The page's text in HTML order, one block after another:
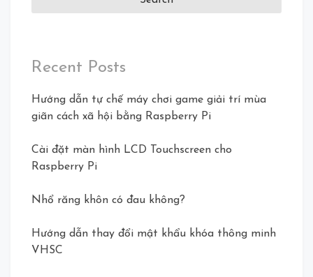
Recent Posts
Hướng dẫn tự chế máy chơi game giải trí mùa
giãn cách xã hội bằng Raspberry Pi
Cài đặt màn hình LCD Touchscreen cho
Raspberry Pi
Nhổ răng khôn có đau không?
Hướng dẫn thay đổi mật khẩu khóa thông minh
VHSC